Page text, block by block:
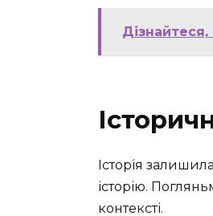
Історія
історію.
контексті.